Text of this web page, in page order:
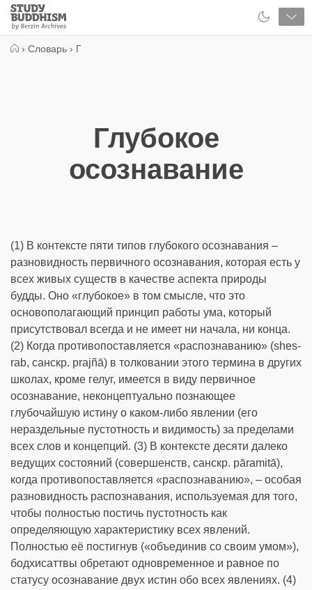
Close
Study
Buddhism
› Словарь › Г
Глубокое
осознавание
(1) В контексте пяти типов глубокого осознавания –
разновидность первичного осознавания, которая есть у
всех живых существ в качестве аспекта природы
будды. Оно «глубокое» в том смысле, что это
основополагающий принцип работы ума, который
присутствовал всегда и не имеет ни начала, ни конца.
(2) Когда противопоставляется «распознаванию» (shes-
rab, санскр. prajñā) в толковании этого термина в других
школах, кроме гелуг, имеется в виду первичное
осознавание, неконцептуально познающее
глубочайшую истину о каком-либо явлении (его
нераздельные пустотность и видимость) за пределами
всех слов и концепций. (3) В контексте десяти далеко
ведущих состояний (совершенств, санскр. pāramitā),
когда противопоставляется «распознаванию», – особая
разновидность распознавания, используемая для того,
чтобы полностью постичь пустотность как
определяющую характеристику всех явлений.
Полностью её постигнув («объединив со своим умом»),
бодхисаттвы обретают одновременное и равное по
статусу осознавание двух истин обо всех явлениях. (4)